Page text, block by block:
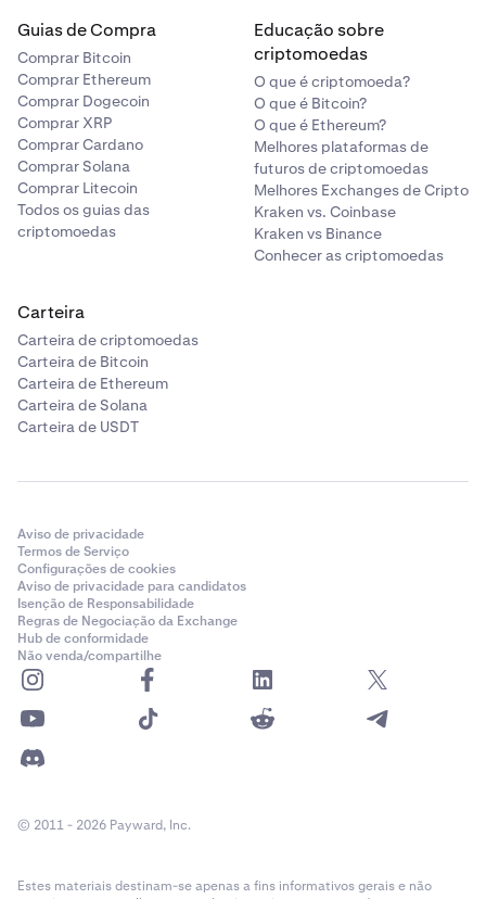
Guias de Compra
Comprar Bitcoin
Comprar Ethereum
Comprar Dogecoin
Comprar XRP
Comprar Cardano
Comprar Solana
Comprar Litecoin
Todos os guias das
criptomoedas
Educação sobre
criptomoedas
O que é criptomoeda?
O que é Bitcoin?
O que é Ethereum?
Melhores plataformas de
futuros de criptomoedas
Melhores Exchanges de Cripto
Kraken vs. Coinbase
Kraken vs Binance
Conhecer as criptomoedas
Carteira
Carteira de criptomoedas
Carteira de Bitcoin
Carteira de Ethereum
Carteira de Solana
Carteira de USDT
Aviso de privacidade
Termos de Serviço
Configurações de cookies
Aviso de privacidade para candidatos
Isenção de Responsabilidade
Regras de Negociação da Exchange
Hub de conformidade
Não venda/compartilhe
© 2011 - 2026 Payward, Inc.
Estes materiais destinam-se apenas a fins informativos gerais e não